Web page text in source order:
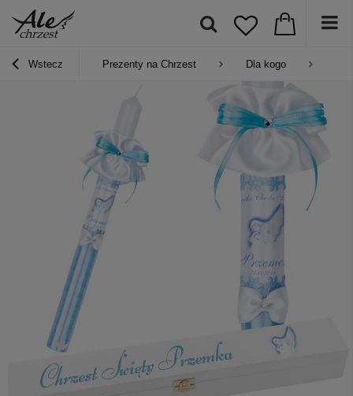
Wstecz Prezenty na Chrzest Dla kogo